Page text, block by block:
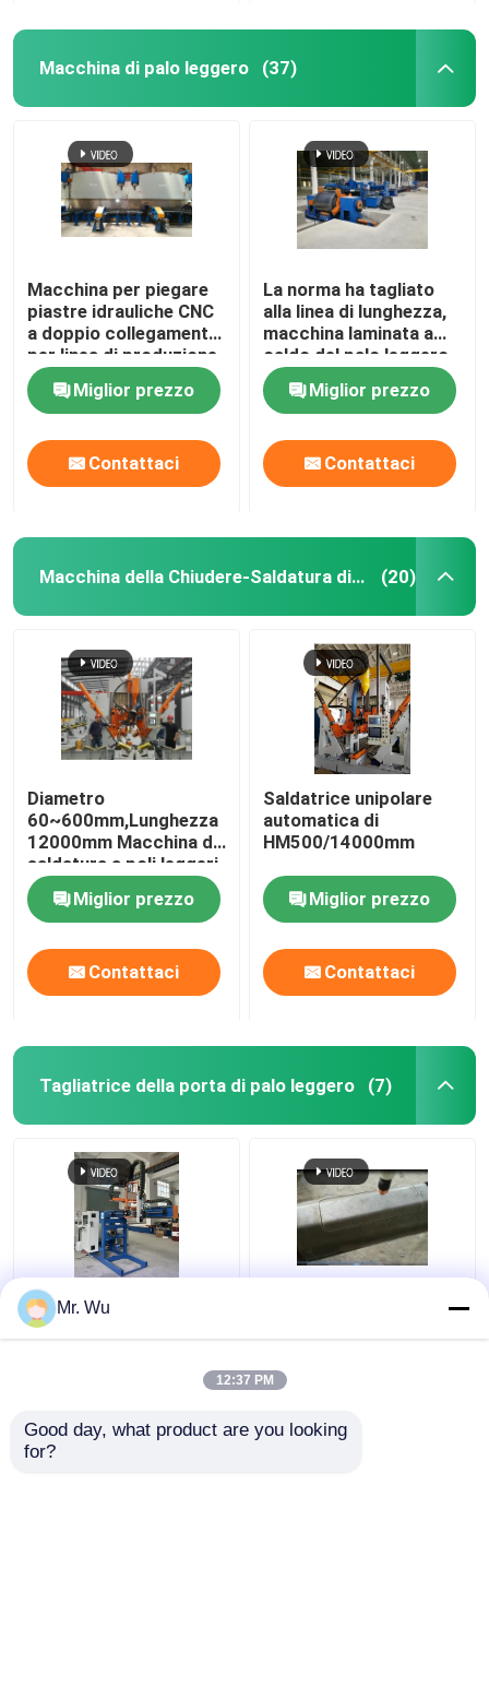
Macchina di palo leggero (37)
Macchina per piegare
piastre idrauliche CNC
a doppio collegamento
per linea di produzione
di pali di luce
Miglior prezzo
Contattaci
La norma ha tagliato
alla linea di lunghezza,
macchina laminata a
caldo del palo leggero
dell'acciaio dolce per
6m 8m 14m
Miglior prezzo
Contattaci
Macchina della Chiudere-Saldatura di palo leggero (20)
Diametro
60~600mm,Lunghezza
12000mm Macchina di
saldatura a poli leggeri
CNC
Miglior prezzo
Contattaci
Saldatrice unipolare
automatica di
HM500/14000mm
Miglior prezzo
Contattaci
Tagliatrice della porta di palo leggero (7)
tagliatrice della porta
di 350mm 2000mm
massimo 350 mm
lunghezza massima di
Mr. Wu
12:37 PM
Good day, what product are you looking
for?